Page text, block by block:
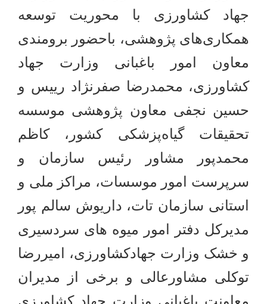
جهاد کشاورزی با محوریت توسعه
همکاری‌های پژوهشی، باحضور برومندی
معاون امور باغبانی وزارت جهاد
کشاورزی، محمدرضا صفرنژاد رییس و
حسین نجفی معاون پژوهشی موسسه
تحقیقات گیاه‌پزشکی کشور، کاظم
محمدپور مشاور رئیس سازمان و
سرپرست امور موسسات، مراکز ملی و
استانی سازمان تات، داریوش سالم پور
مدیرکل دفتر امور میوه های سردسیری
و خشک وزارت جهادکشاورزی، امیررضا
توکلی مشاورعالی و برخی از مدیران